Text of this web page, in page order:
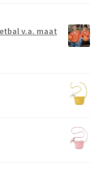
v.a. maat